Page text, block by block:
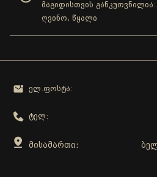
მაგიდისთვის
ღვინო, წყალი
ელ.ფოსტა:
ტელ:
მისამართი: